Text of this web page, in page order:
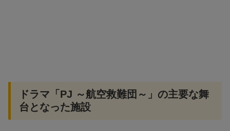
ドラマ「PJ ～航空救難団～」の主要な舞
台となった施設